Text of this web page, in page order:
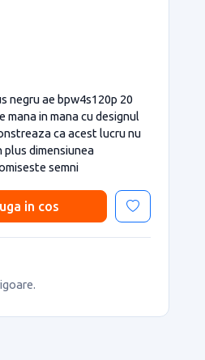
negru ae bpw4s120p 20
mana in mana cu designul
ca acest lucru nu
plus dimensiunea
semni
in cos